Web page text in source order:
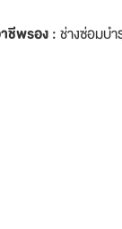
ชีพรอง :ช่างซ่อมบำ